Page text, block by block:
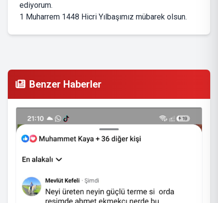
ediyorum.
1 Muharrem 1448 Hicri Yılbaşımız mübarek olsun.
Benzer Haberler